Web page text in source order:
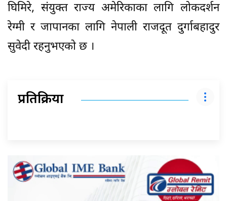
घिमिरे, संयुक्त राज्य अमेरिकाका लागि लोकदर्शन
रेग्मी र जापानका लागि नेपाली राजदूत दुर्गाबहादुर
सुवेदी रहनुभएको छ ।
प्रतिक्रिया